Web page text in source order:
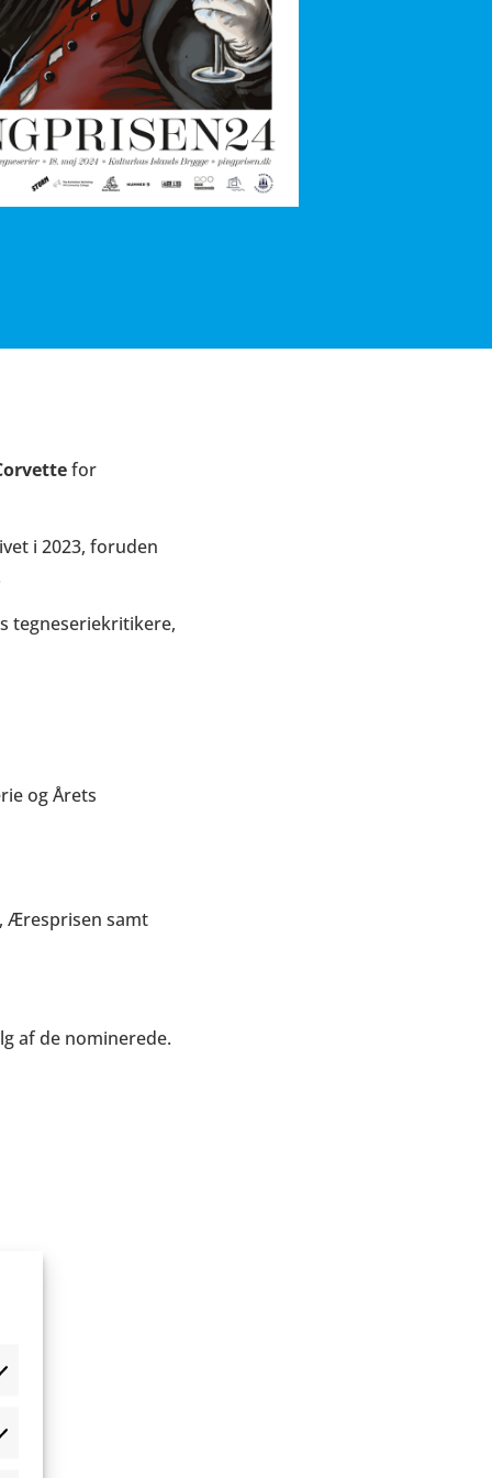
for
i 2023, foruden
tegneseriekritikere,
og Årets
Æresprisen samt
af de nominerede.